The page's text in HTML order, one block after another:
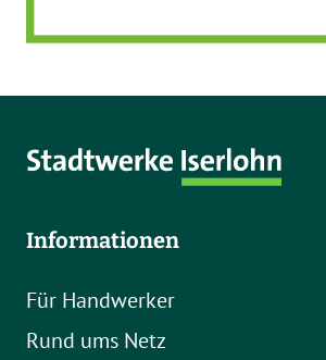
Informationen
Für Handwerker
Rund ums Netz